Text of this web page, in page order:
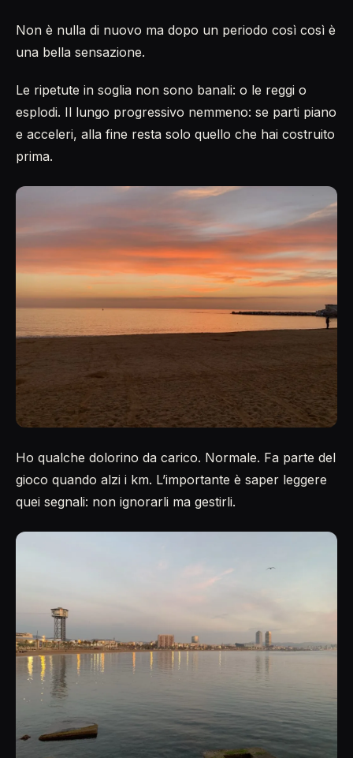
Non è nulla di nuovo ma dopo un periodo così così è
una bella sensazione.
Le ripetute in soglia non sono banali: o le reggi o
esplodi. Il lungo progressivo nemmeno: se parti piano
e acceleri, alla fine resta solo quello che hai costruito
prima.
Ho qualche dolorino da carico. Normale. Fa parte del
gioco quando alzi i km. L’importante è saper leggere
quei segnali: non ignorarli ma gestirli.